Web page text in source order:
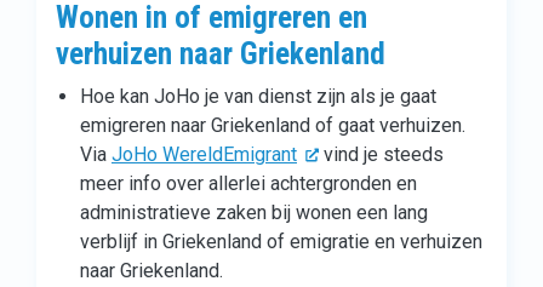
Wonen in of emigreren en
verhuizen naar Griekenland
Hoe kan JoHo je van dienst zijn als je gaat
emigreren naar Griekenland of gaat verhuizen.
Via JoHo WereldEmigrant
vind je steeds
meer info over allerlei achtergronden en
administratieve zaken bij wonen een lang
verblijf in Griekenland of emigratie en verhuizen
naar Griekenland.